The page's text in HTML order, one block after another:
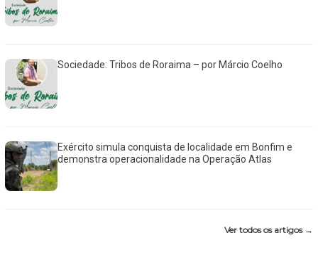
Sociedade: Tribos de Roraima – por Márcio Coelho
Exército simula conquista de localidade em Bonfim e
demonstra operacionalidade na Operação Atlas
Ver todos os artigos →